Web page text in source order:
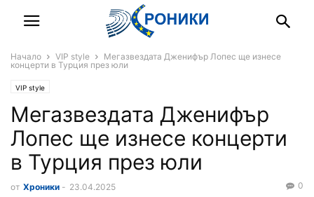
Начало VIP style
Мегазвездата Дженифър Лопес ще изнесе
концерти в Турция през юли
VIP style
Мегазвездата Дженифър
Лопес ще изнесе концерти
в Турция през юли
от Хроники - 23.04.2025 0